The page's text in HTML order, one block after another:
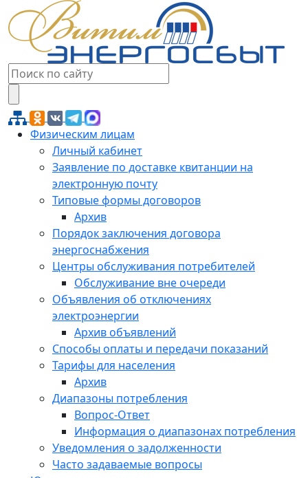
Физическим лицам
Личный кабинет
Заявление по доставке квитанции на
электронную почту
Типовые формы договоров
Архив
Порядок заключения договора
энергоснабжения
Центры обслуживания потребителей
Обслуживание вне очереди
Объявления об отключениях
электроэнергии
Архив объявлений
Способы оплаты и передачи показаний
Тарифы для населения
Архив
Диапазоны потребления
Вопрос-Ответ
Информация о диапазонах потребления
Уведомления о задолженности
Часто задаваемые вопросы